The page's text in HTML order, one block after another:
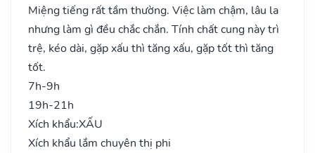
Miệng tiếng rất tầm thường. Việc làm chậm, lâu la
nhưng làm gì đều chắc chắn. Tính chất cung này trì
trệ, kéo dài, gặp xấu thì tăng xấu, gặp tốt thì tăng
tốt.
7h-9h
19h-21h
Xích khẩu:XẤU
Xích khẩu lắm chuyên thị phi